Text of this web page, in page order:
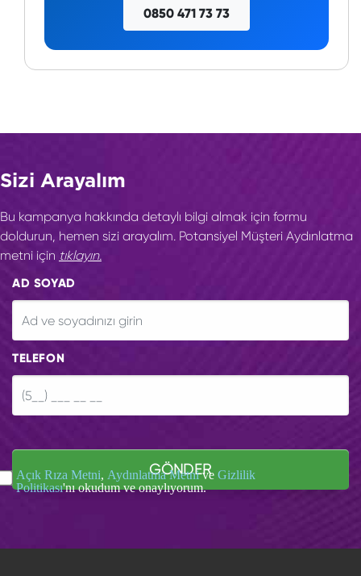
0850 471 73 73
Sizi Arayalım
Bu kampanya hakkında detaylı bilgi almak için formu
doldurun, hemen sizi arayalım. Potansiyel Müşteri Aydınlatma
metni için tıklayın.
AD SOYAD
TELEFON
GÖNDER
Açık Rıza Metni, Aydınlatma Metnive Gizlilik
Politikası'nı okudum ve onaylıyorum.